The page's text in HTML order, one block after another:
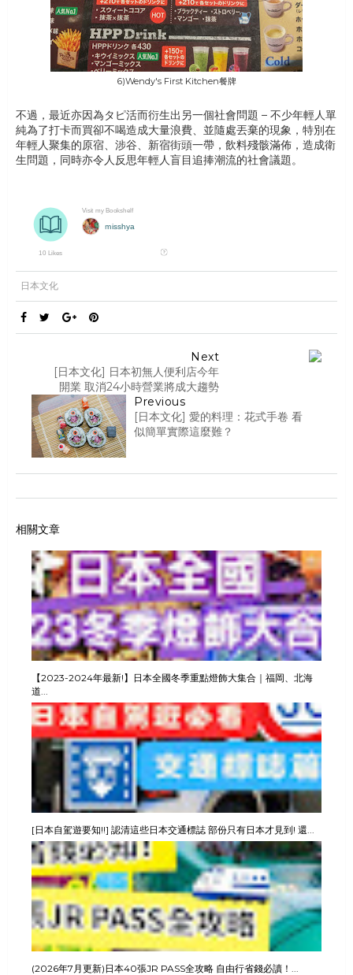
6)Wendy's First Kitchen餐牌
不過，最近亦因為タピ活而衍生出另一個社會問題 – 不少年輕人單
純為了打卡而買卻不喝造成大量浪費、並隨處丟棄的現象，特別在
年輕人聚集的原宿、涉谷、新宿街頭一帶，飲料殘骸滿佈，造成衛
生問題，同時亦令人反思年輕人盲目追捧潮流的社會議題。
日本文化
Next
[日本文化] 日本初無人便利店今年
開業 取消24小時營業將成大趨勢
Previous
[日本文化] 愛的料理：花式手卷 看
似簡單實際這麼難？
相關文章
【2023-2024年最新!】日本全國冬季重點燈飾大集合｜福岡、北海
道...
[日本自駕遊要知!!] 認清這些日本交通標誌 部份只有日本才見到! 還...
(2026年7月更新)日本40張JR PASS全攻略 自由行省錢必讀！...